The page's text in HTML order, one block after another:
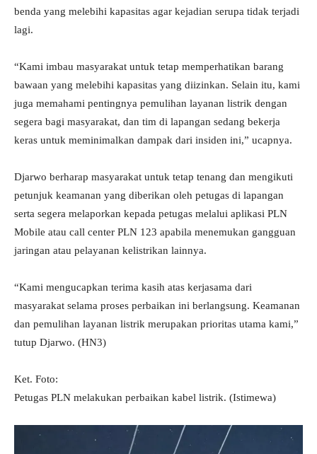
benda yang melebihi kapasitas agar kejadian serupa tidak terjadi
lagi.
“Kami imbau masyarakat untuk tetap memperhatikan barang
bawaan yang melebihi kapasitas yang diizinkan. Selain itu, kami
juga memahami pentingnya pemulihan layanan listrik dengan
segera bagi masyarakat, dan tim di lapangan sedang bekerja
keras untuk meminimalkan dampak dari insiden ini,” ucapnya.
Djarwo berharap masyarakat untuk tetap tenang dan mengikuti
petunjuk keamanan yang diberikan oleh petugas di lapangan
serta segera melaporkan kepada petugas melalui aplikasi PLN
Mobile atau call center PLN 123 apabila menemukan gangguan
jaringan atau pelayanan kelistrikan lainnya.
“Kami mengucapkan terima kasih atas kerjasama dari
masyarakat selama proses perbaikan ini berlangsung. Keamanan
dan pemulihan layanan listrik merupakan prioritas utama kami,”
tutup Djarwo. (HN3)
Ket. Foto:
Petugas PLN melakukan perbaikan kabel listrik. (Istimewa)